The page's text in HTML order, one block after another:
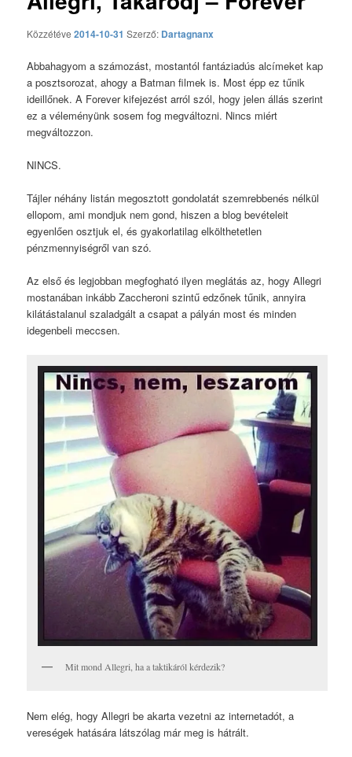
Közzétéve2014-10-31 Szerző: Dartagnanx
Abbahagyom a számozást, mostantól fantáziadús alcímeket kap
a posztsorozat, ahogy a Batman filmek is. Most épp ez tűnik
ideillőnek. A Forever kifejezést arról szól, hogy jelen állás szerint
ez a véleményünk sosem fog megváltozni. Nincs miért
megváltozzon.
NINCS.
Tájler néhány listán megosztott gondolatát szemrebbenés nélkül
ellopom, ami mondjuk nem gond, hiszen a blog bevételeit
egyenlően osztjuk el, és gyakorlatilag elkölthetetlen
pénzmennyiségről van szó.
Az első és legjobban megfogható ilyen meglátás az, hogy Allegri
mostanában inkább Zaccheroni szintű edzőnek tűnik, annyira
kilátástalanul szaladgált a csapat a pályán most és minden
idegenbeli meccsen.
Mit mond Allegri, ha a taktikáról kérdezik?
Nem elég, hogy Allegri be akarta vezetni az internetadót, a
vereségek hatására látszólag már meg is hátrált.